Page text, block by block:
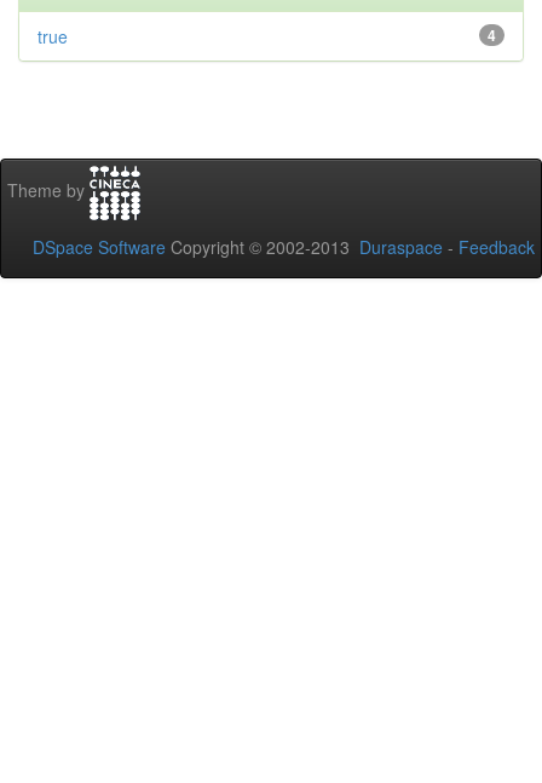
4
true
Theme by
DSpace Software Copyright © 2002-2013 Duraspace - Feedback